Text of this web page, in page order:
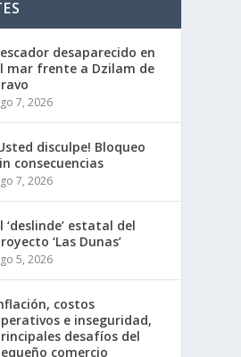
desaparecido en
mar frente a Dzilam de
7, 2026
disculpe! Bloqueo
consecuencias
7, 2026
‘deslinde’ estatal del
‘Las Dunas’
5, 2026
costos
e inseguridad,
desafíos del
comercio